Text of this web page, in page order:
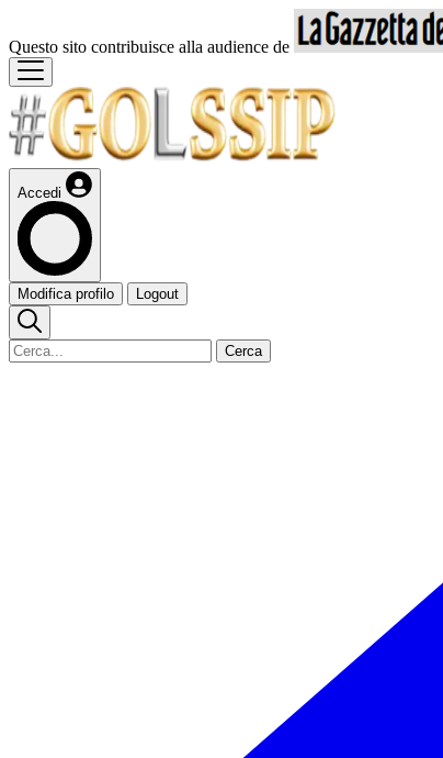
Questo sito contribuisce alla audience de
Accedi
Modifica profilo Logout
Cerca